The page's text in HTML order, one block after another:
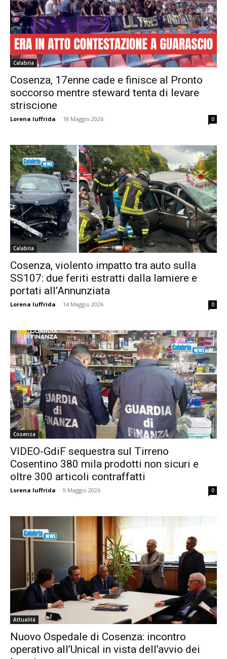
Calabria
Cosenza, 17enne cade e finisce al Pronto
soccorso mentre steward tenta di levare
striscione
Lorena Iuffrida - 18 Maggio 2026 0
Calabria
Cosenza, violento impatto tra auto sulla
SS107: due feriti estratti dalla lamiere e
portati all’Annunziata
Lorena Iuffrida - 14 Maggio 2026 0
Cosenza
VIDEO-GdiF sequestra sul Tirreno
Cosentino 380 mila prodotti non sicuri e
oltre 300 articoli contraffatti
Lorena Iuffrida - 9 Maggio 2026 0
Attualità
Nuovo Ospedale di Cosenza: incontro
operativo all’Unical in vista dell’avvio dei